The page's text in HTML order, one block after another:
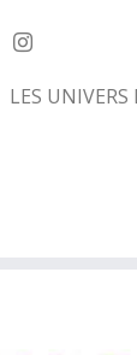
LES UNIVERS